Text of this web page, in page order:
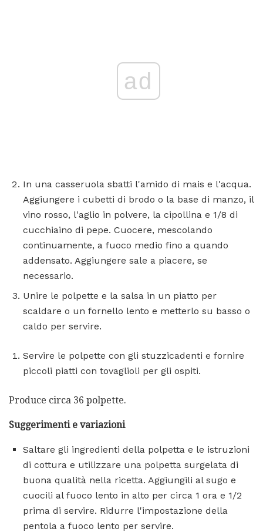
ad
In una casseruola sbatti l'amido di mais e l'acqua.
Aggiungere i cubetti di brodo o la base di manzo, il
vino rosso, l'aglio in polvere, la cipollina e 1/8 di
cucchiaino di pepe. Cuocere, mescolando
continuamente, a fuoco medio fino a quando
addensato. Aggiungere sale a piacere, se
necessario.
Unire le polpette e la salsa in un piatto per
scaldare o un fornello lento e metterlo su basso o
caldo per servire.
Servire le polpette con gli stuzzicadenti e fornire
piccoli piatti con tovaglioli per gli ospiti.
Produce circa 36 polpette.
Suggerimenti e variazioni
Saltare gli ingredienti della polpetta e le istruzioni
di cottura e utilizzare una polpetta surgelata di
buona qualità nella ricetta. Aggiungili al sugo e
cuocili al fuoco lento in alto per circa 1 ora e 1/2
prima di servire. Ridurre l'impostazione della
pentola a fuoco lento per servire.